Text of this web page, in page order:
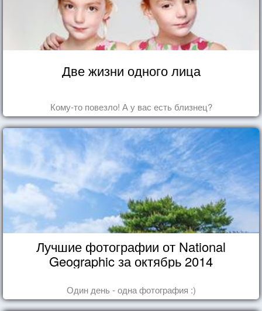
Две жизни одного лица
Кому-то повезло! А у вас есть близнец?
Лучшие фотографии от National
Geographic за октябрь 2014
Один день - одна фотография :)